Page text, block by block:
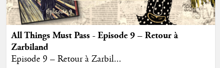
All Things Must Pass - Episode 9 – Retour à
Zarbiland
Episode 9 – Retour à Zarbil...